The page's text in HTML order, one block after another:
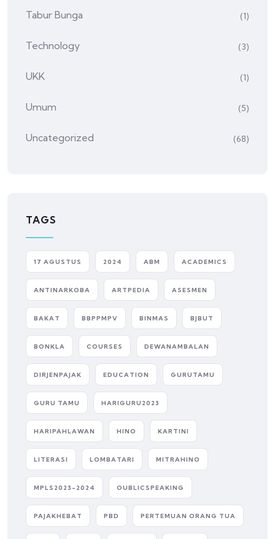
Tabur Bunga (1)
Technology (3)
UKK (1)
Umum (5)
Uncategorized (68)
TAGS
17 AGUSTUS 2024 ABM ACADEMICS
ANTINARKOBA ARTPEDIA ASESMEN
BAKAT BBPPMPV BINMAS BJBUT
BONKLA COURSES DEWANAMBALAN
DIRJENPAJAK EDUCATION GURUTAMU
GURU TAMU HARIGURU2023
HARIPAHLAWAN HINO KARTINI
LITERASI LOMBATARI MITRAHINO
MPLS2023-2024 OUBLICSPEAKING
PAJAKHEBAT PBD PERTEMUAN ORANG TUA